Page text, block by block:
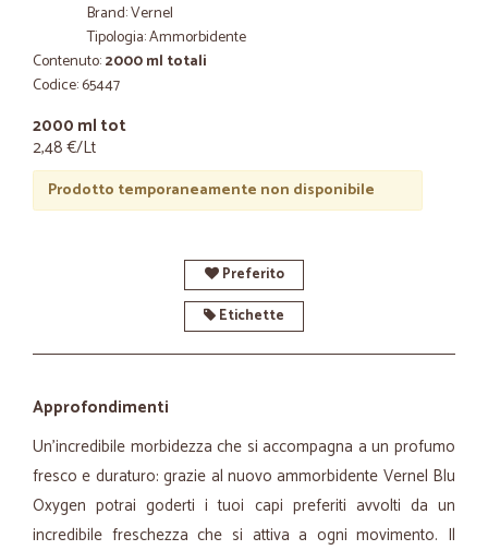
Brand: Vernel
Tipologia: Ammorbidente
Contenuto:2000 ml totali
Codice: 65447
2000 ml tot
2,48 €/Lt
Prodotto temporaneamente non disponibile
Preferito
Etichette
Approfondimenti
Un’incredibile morbidezza che si accompagna a un profumo
fresco e duraturo: grazie al nuovo ammorbidente Vernel Blu
Oxygen potrai goderti i tuoi capi preferiti avvolti da un
incredibile freschezza che si attiva a ogni movimento. Il